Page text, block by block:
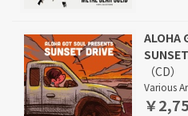
ALOHA
（CD）
Various
￥